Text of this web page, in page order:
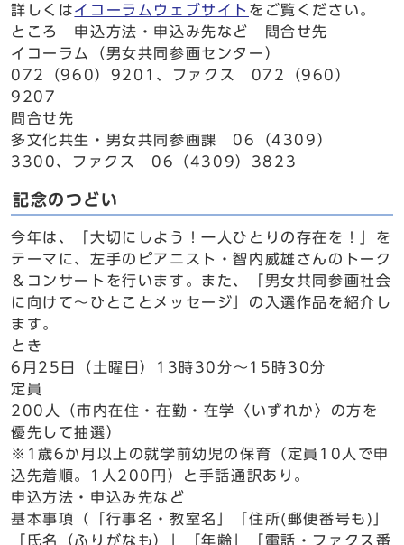
詳しくはイコーラムウェブサイト をご覧ください。
ところ 申込方法・申込み先など 問合せ先
イコーラム（男女共同参画センター）
072（960）9201、ファクス 072（960）
9207
問合せ先
多文化共生・男女共同参画課 06（4309）
3300、ファクス 06（4309）3823
記念のつどい
今年は、「大切にしよう！一人ひとりの存在を！」を
テーマに、左手のピアニスト・智内威雄さんのトーク
＆コンサートを行います。また、「男女共同参画社会
に向けて～ひとことメッセージ」の入選作品を紹介し
ます。
とき
6月25日（土曜日）13時30分～15時30分
定員
200人（市内在住・在勤・在学〈いずれか〉の方を
優先して抽選）
※1歳6か月以上の就学前幼児の保育（定員10人で申
込先着順。1人200円）と手話通訳あり。
申込方法・申込み先など
基本事項（「行事名・教室名」「住所(郵便番号も)」
「氏名（ふりがなも）」「年齢」「電話・ファクス番